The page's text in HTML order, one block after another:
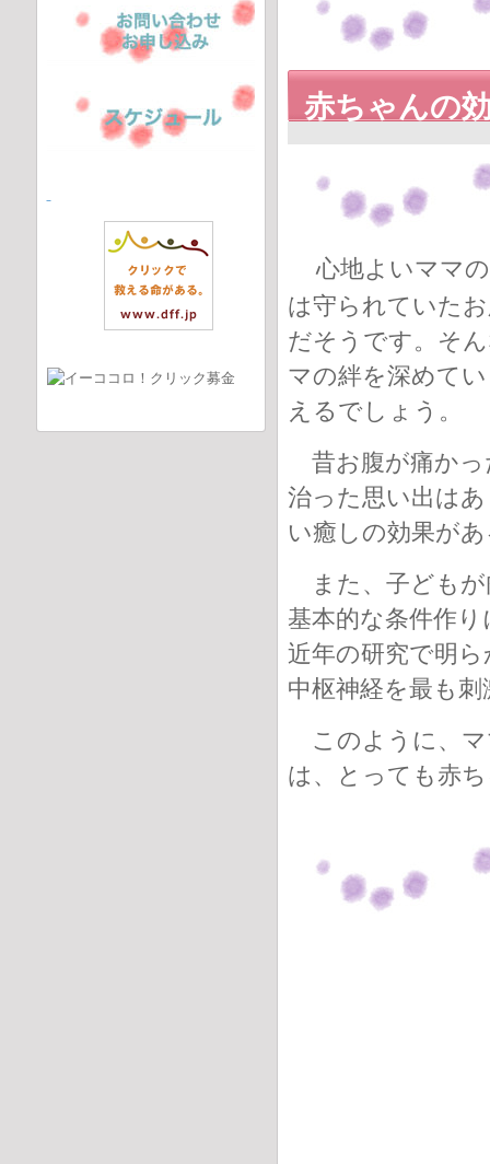
赤ちゃんの
心地よいママ
は守られていた
だそうです。そ
マの絆を深めて
えるでしょう。
昔お腹が痛かっ
治った思い出は
い癒しの効果が
また、子どもが
基本的な条件作
近年の研究で明
中枢神経を最も
このように、マ
は、とっても赤